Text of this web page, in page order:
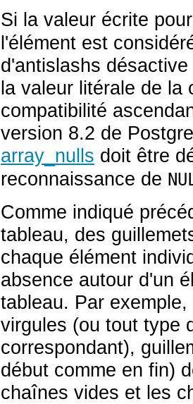
Si la valeur écrite
l'élément est
d'antislashs
la valeur litérale de
compatibilité
version 8.2 de
array_nulls doit être
reconnaissance de
Comme indiqué
tableau, des
chaque élément
absence autour d'un
tableau. Par
virgules (ou tout type
correspondant),
début comme en fin)
chaînes vides et les